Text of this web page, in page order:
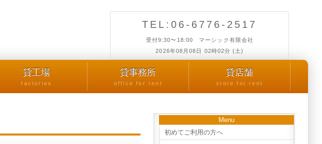
TEL:06-6776-2517
受付9:30〜18:00 マーシック有限会社
2026年08月08日 02時02分 (土)
貸工場
factories
貸事務所
office for rent
貸店舗
store for rent
Menu
初めてご利用の方へ